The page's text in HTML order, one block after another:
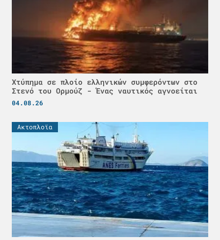
Χτύπημα σε πλοίο ελληνικών συμφερόντων στο
Στενό του Ορμούζ - Ένας ναυτικός αγνοείται
04.08.26
Ακτοπλοϊα